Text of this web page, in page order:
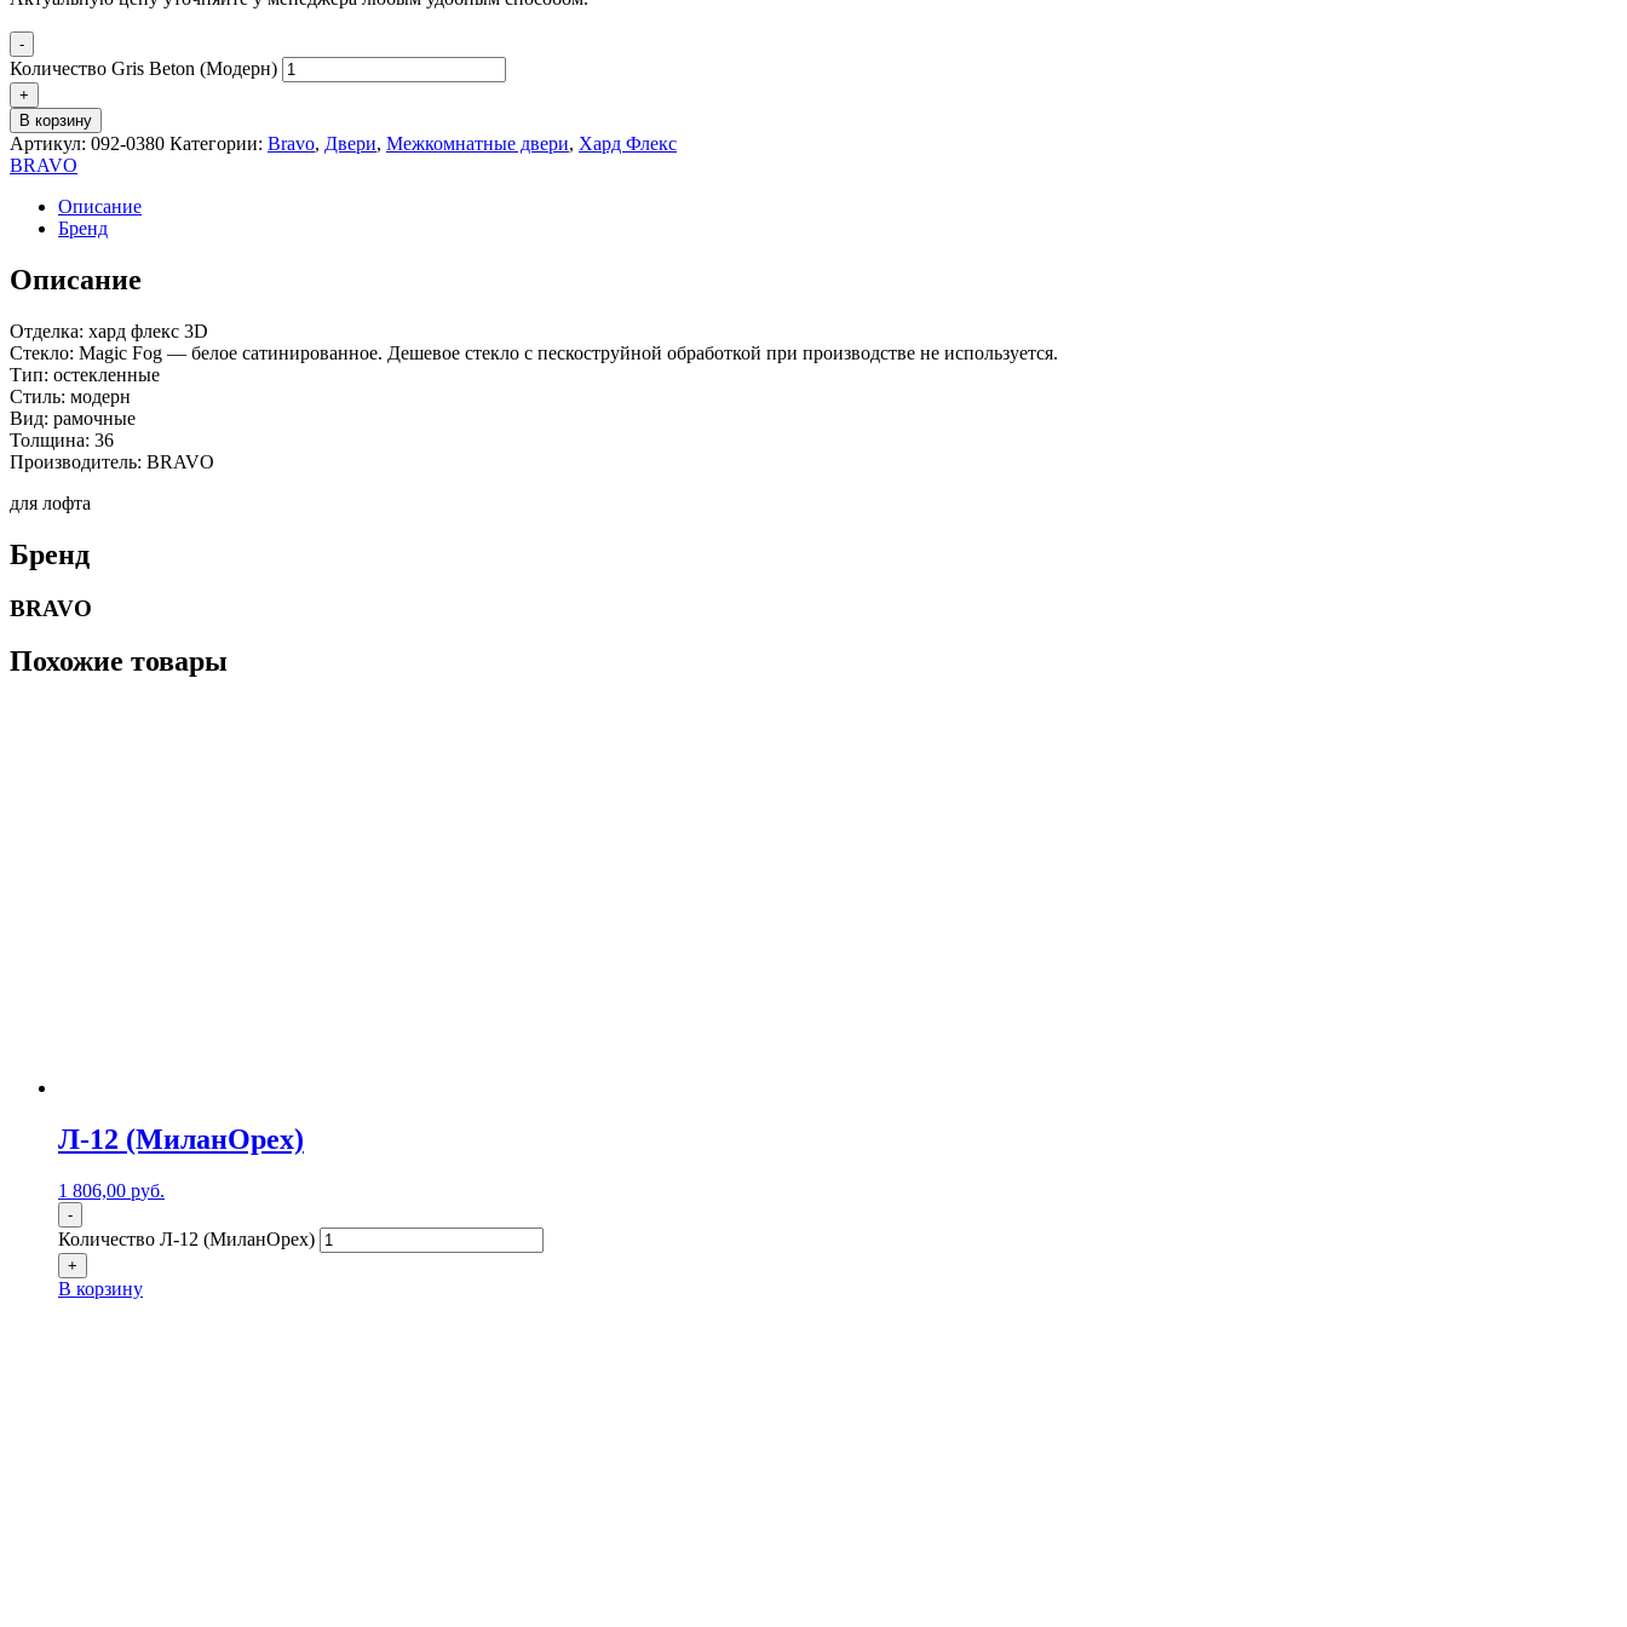
-
Количество Gris Beton (Модерн)
+
В корзину
Артикул: 092-0380 Категории: Bravo, Двери, Межкомнатные двери, Хард Флекс
BRAVO
Описание
Бренд
Описание
Отделка: хард флекс 3D
Стекло: Magic Fog — белое сатинированное. Дешевое стекло с пескоструйной обработкой при производстве не используется.
Тип: остекленные
Стиль: модерн
Вид: рамочные
Толщина: 36
Производитель: BRAVO
для лофта
Бренд
BRAVO
Похожие товары
Л-12 (МиланОрех)
1 806,00 руб.
-
Количество Л-12 (МиланОрех)
+
В корзину